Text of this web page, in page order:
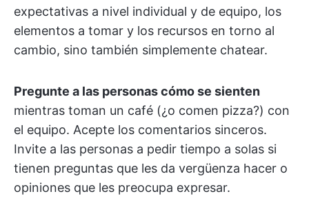
expectativas a nivel individual y de equipo, los
elementos a tomar y los recursos en torno al
cambio, sino también simplemente chatear.
Pregunte a las personas cómo se sienten
mientras toman un café (¿o comen pizza?) con
el equipo. Acepte los comentarios sinceros.
Invite a las personas a pedir tiempo a solas si
tienen preguntas que les da vergüenza hacer o
opiniones que les preocupa expresar.